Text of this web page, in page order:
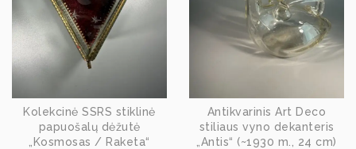
Kolekcinė SSRS stiklinė
papuošalų dėžutė
„Kosmosas / Raketa“
Antikvarinis Art Deco
stiliaus vyno dekanteris
„Antis“ (~1930 m., 24 cm)